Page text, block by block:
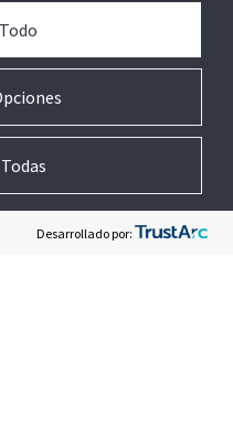
Desarrollado por: